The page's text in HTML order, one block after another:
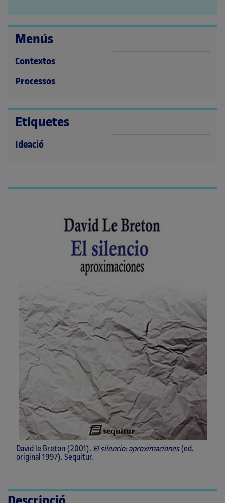
Menús
Contextos
Processos
Etiquetes
Ideació
David le Breton (2001). El silencio: aproximaciones(ed.
original 1997). Sequitur.